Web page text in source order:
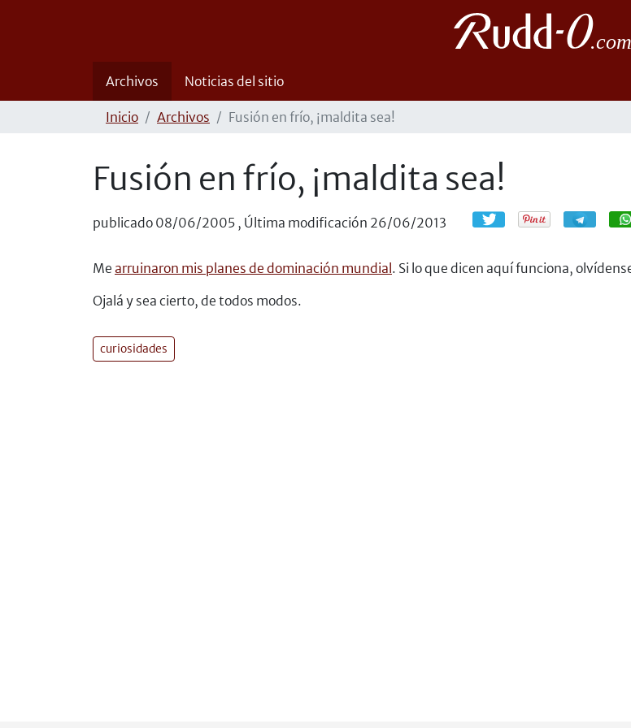
Archivos Noticias del sitio
Inicio
Archivos Fusión en frío, ¡maldita sea!
Fusión en frío, ¡maldita sea!
publicado 08/06/2005 , Última modificación 26/06/2013 Compartir
Me arruinaron mis planes de dominación mundial . Si lo que dicen aquí funciona,
Ojalá y sea cierto, de todos modos.
curiosidades